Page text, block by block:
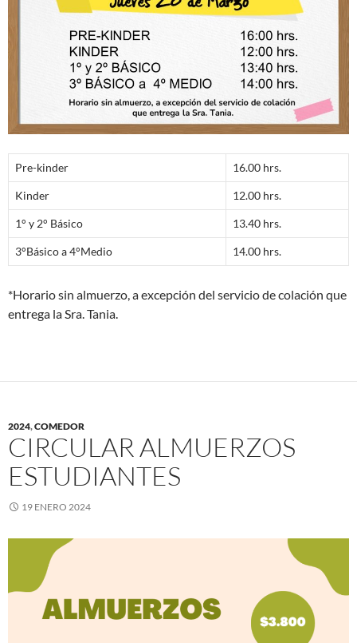
Pre-kinder 16.00 hrs.
Kinder 12.00 hrs.
1° y 2° Básico 13.40 hrs.
3°Básico a 4°Medio 14.00 hrs.
*Horario sin almuerzo, a excepción del servicio de colación que
entrega la Sra. Tania.
2024,COMEDOR
CIRCULAR ALMUERZOS
ESTUDIANTES
19 ENERO 2024